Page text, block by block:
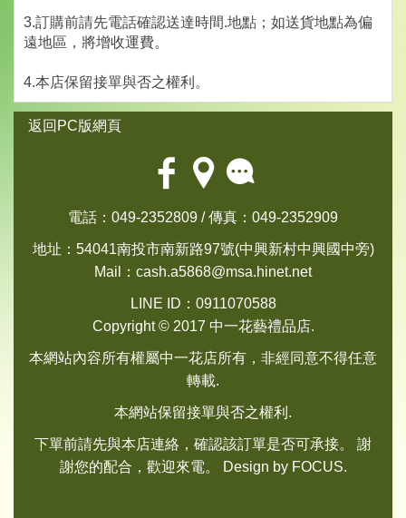
3.訂購前請先電話確認送達時間.地點；如送貨地點為偏
遠地區，將增收運費。
4.本店保留接單與否之權利。
返回PC版網頁
電話：049-2352809 / 傳真：049-2352909
地址：54041南投市南新路97號(中興新村中興國中旁)
Mail： cash.a5868@msa.hinet.net
LINE ID：0911070588
Copyright © 2017 中一花藝禮品店.
本網站內容所有權屬中一花店所有，非經同意不得任意
轉載.
本網站保留接單與否之權利.
下單前請先與本店連絡，確認該訂單是否可承接。 謝
謝您的配合，歡迎來電。 Design by FOCUS.